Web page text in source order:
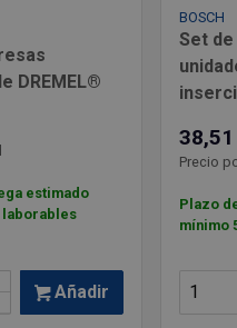
DREMEL®
estimado
laborables
Añadir
BOSCH
Set
Precio
Plazo
mínimo